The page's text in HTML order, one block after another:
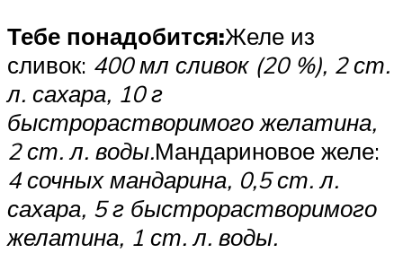
Тебе понадобится:Желе из
сливок: 400 мл сливок (20 %), 2 ст.
л. сахара, 10 г
быстрорастворимого желатина,
2 ст. л. воды.Мандариновое желе:
4 сочных мандарина, 0,5 ст. л.
сахара, 5 г быстрорастворимого
желатина, 1 ст. л. воды.